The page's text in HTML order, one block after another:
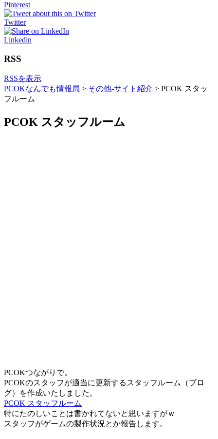
Pinterest
Twitter
Linkedin
RSS
RSSを表示
PCOKなんでも情報局 > その他-サイト紹介 > PCOK スタッ
フルーム
PCOK スタッフルーム
PCOKつながりで。
PCOKのスタッフが適当に更新するスタッフルーム（ブロ
グ）を作成いたしました。
PCOK スタッフルーム
特にたのしいことは書かれてないと思いますがｗ
スタッフがゲームの製作状況とか報告します。